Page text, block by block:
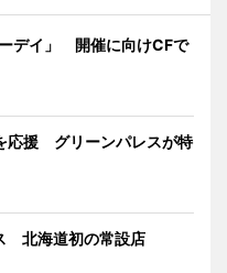
デイ」 開催に向けCFで
応援 グリーンパレスが特
北海道初の常設店